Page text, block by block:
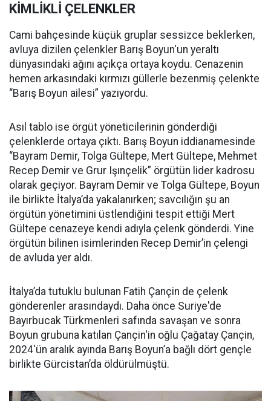
KİMLİKLİ ÇELENKLER
Cami bahçesinde küçük gruplar sessizce beklerken,
avluya dizilen çelenkler Barış Boyun'un yeraltı
dünyasındaki ağını açıkça ortaya koydu. Cenazenin
hemen arkasındaki kırmızı güllerle bezenmiş çelenkte
“Barış Boyun ailesi” yazıyordu.
Asıl tablo ise örgüt yöneticilerinin gönderdiği
çelenklerde ortaya çıktı. Barış Boyun iddianamesinde
“Bayram Demir, Tolga Gültepe, Mert Gültepe, Mehmet
Recep Demir ve Grur Işınçelik” örgütün lider kadrosu
olarak geçiyor. Bayram Demir ve Tolga Gültepe, Boyun
ile birlikte İtalya’da yakalanırken; savcılığın şu an
örgütün yönetimini üstlendiğini tespit ettiği Mert
Gültepe cenazeye kendi adıyla çelenk gönderdi. Yine
örgütün bilinen isimlerinden Recep Demir’in çelengi
de avluda yer aldı.
İtalya’da tutuklu bulunan Fatih Çançin de çelenk
gönderenler arasındaydı. Daha önce Suriye'de
Bayırbucak Türkmenleri safında savaşan ve sonra
Boyun grubuna katılan Çançin'in oğlu Çağatay Çançin,
2024'ün aralık ayında Barış Boyun’a bağlı dört gençle
birlikte Gürcistan’da öldürülmüştü.